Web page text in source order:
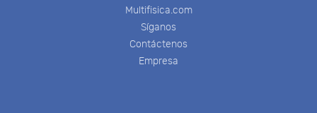
Multifisica.com
Síganos
Contáctenos
Empresa